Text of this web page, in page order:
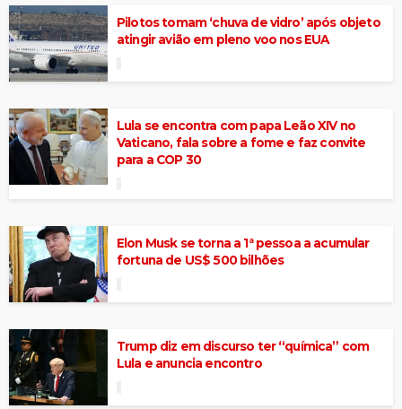
Pilotos tomam ‘chuva de vidro’ após objeto
atingir avião em pleno voo nos EUA
Lula se encontra com papa Leão XIV no
Vaticano, fala sobre a fome e faz convite
para a COP 30
Elon Musk se torna a 1ª pessoa a acumular
fortuna de US$ 500 bilhões
Trump diz em discurso ter “química” com
Lula e anuncia encontro